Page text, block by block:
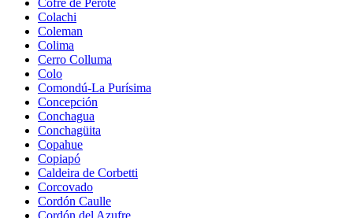
Colachi
Coleman
Colima
Cerro Colluma
Colo
Comondú-La Purísima
Concepción
Conchagua
Conchagüita
Copahue
Copiapó
Caldeira de Corbetti
Corcovado
Cordón Caulle
Cordón del Azufre